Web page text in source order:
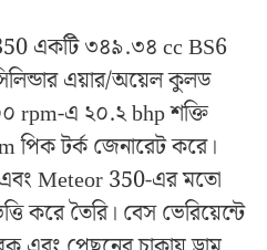
একটি ৩৪৯.৩৪ cc BS6
এয়ার/অয়েল কুলড
rpm-এ ২০.২ bhp শক্তি
টর্ক জেনারেট করে।
এবং Meteor 350-এর মতো
করে তৈরি। বেস ভেরিয়েন্টে